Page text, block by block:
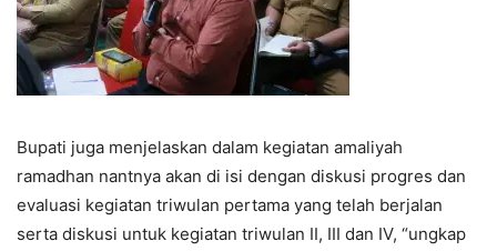
Bupati juga menjelaskan dalam kegiatan amaliyah
ramadhan nantnya akan di isi dengan diskusi progres dan
evaluasi kegiatan triwulan pertama yang telah berjalan
serta diskusi untuk kegiatan triwulan II, III dan IV, “ungkap